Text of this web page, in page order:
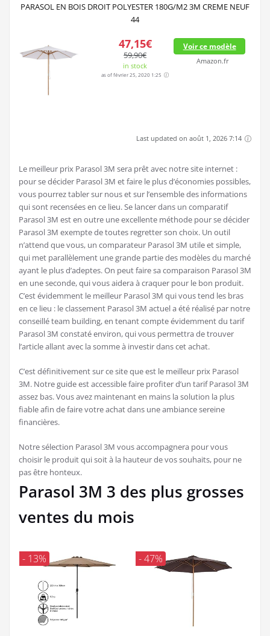
PARASOL EN BOIS DROIT POLYESTER 180G/M2 3M CREME NEUF
44
47,15€
59,90€
in stock
as of février 25, 2020 1:25
Voir ce modèle
Amazon.fr
Last updated on août 1, 2026 7:14
Le meilleur prix Parasol 3M sera prêt avec notre site internet :
pour se décider Parasol 3M et faire le plus d’économies possibles,
vous pourrez tabler sur nous et sur l’ensemble des informations
qui sont recensées en ce lieu. Se lancer dans un comparatif
Parasol 3M est en outre une excellente méthode pour se décider
Parasol 3M exempte de toutes regretter son choix. Un outil
n’attend que vous, un comparateur Parasol 3M utile et simple,
qui met parallèlement une grande partie des modèles du marché
ayant le plus d’adeptes. On peut faire sa comparaison Parasol 3M
en une seconde, qui vous aidera à craquer pour le bon produit.
C’est évidemment le meilleur Parasol 3M qui vous tend les bras
en ce lieu : le classement Parasol 3M actuel a été réalisé par notre
conseillé team building, en tenant compte évidemment du tarif
Parasol 3M constaté environ, qui vous permettra de trouver
l’article allant avec la somme à investir dans cet achat.
C’est définitivement sur ce site que est le meilleur prix Parasol
3M. Notre guide est accessible faire profiter d’un tarif Parasol 3M
assez bas. Vous avez maintenant en mains la solution la plus
fiable afin de faire votre achat dans une ambiance sereine
financières.
Notre sélection Parasol 3M vous accompagnera pour vous
choisir le produit qui soit à la hauteur de vos souhaits, pour ne
pas être honteux.
Parasol 3M 3 des plus grosses
ventes du mois
- 13% - 47%